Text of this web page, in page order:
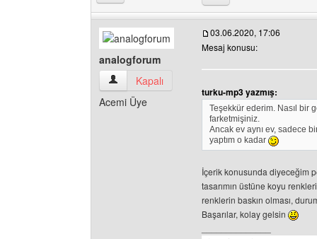
analogforum
analogforum Kullanıcının profilini görüntüle
Kapalı
Acemi Üye
03.06.2020, 17:06
Mesaj konusu:
turku-mp3 yazmış:
Teşekkür ederim. Nasıl bir
farketmişiniz.
Ancak ev aynı ev, sadece
yaptım o kadar
İçerik konusunda diyeceğim
tasarımın üstüne koyu
renklerin baskın olması,
Başarılar, kolay gelsin